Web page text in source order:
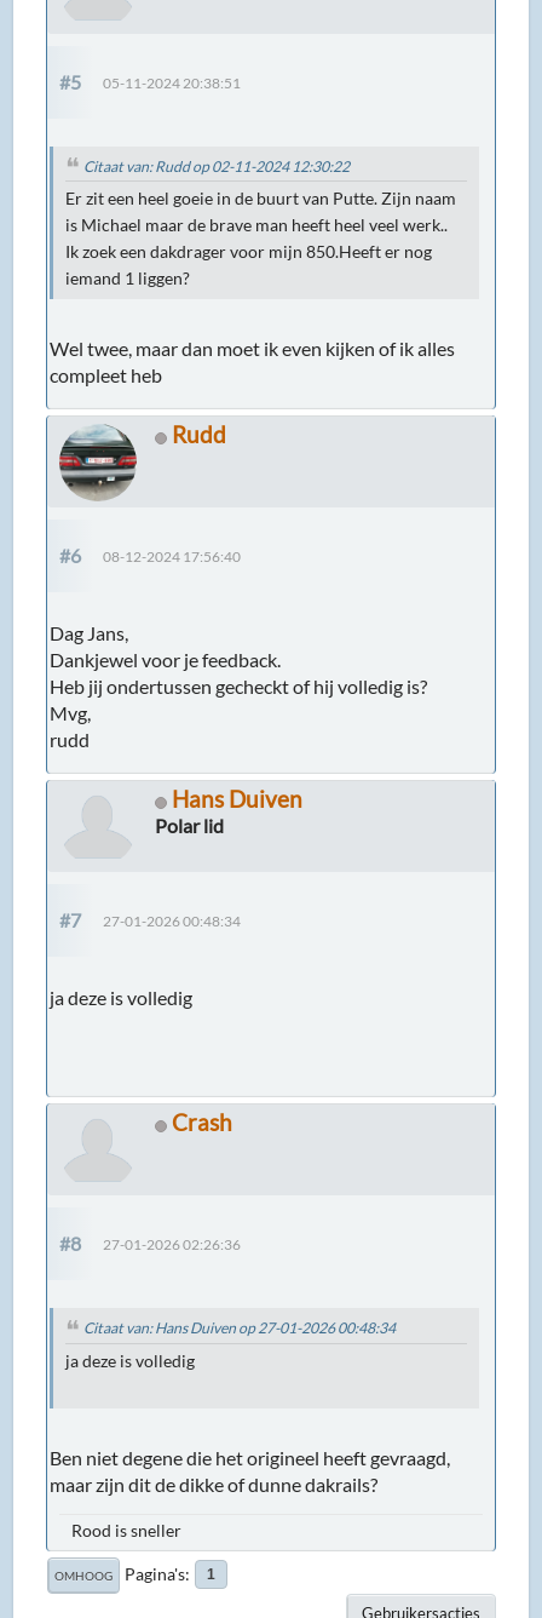
#5 05-11-2024 20:38:51
Citaat van: Rudd op 02-11-2024 12:30:22
Er zit een heel goeie in de buurt van Putte. Zijn naam
is Michael maar de brave man heeft heel veel werk..
Ik zoek een dakdrager voor mijn 850.Heeft er nog
iemand 1 liggen?
Wel twee, maar dan moet ik even kijken of ik alles
compleet heb
Rudd
#6 08-12-2024 17:56:40
Dag Jans,
Dankjewel voor je feedback.
Heb jij ondertussen gecheckt of hij volledig is?
Mvg,
rudd
Hans Duiven
Polar lid
#7 27-01-2026 00:48:34
ja deze is volledig
Crash
#8 27-01-2026 02:26:36
Citaat van: Hans Duiven op 27-01-2026 00:48:34
ja deze is volledig
Ben niet degene die het origineel heeft gevraagd,
maar zijn dit de dikke of dunne dakrails?
Rood is sneller
OMHOOG Pagina's 1
Gebruikersacties